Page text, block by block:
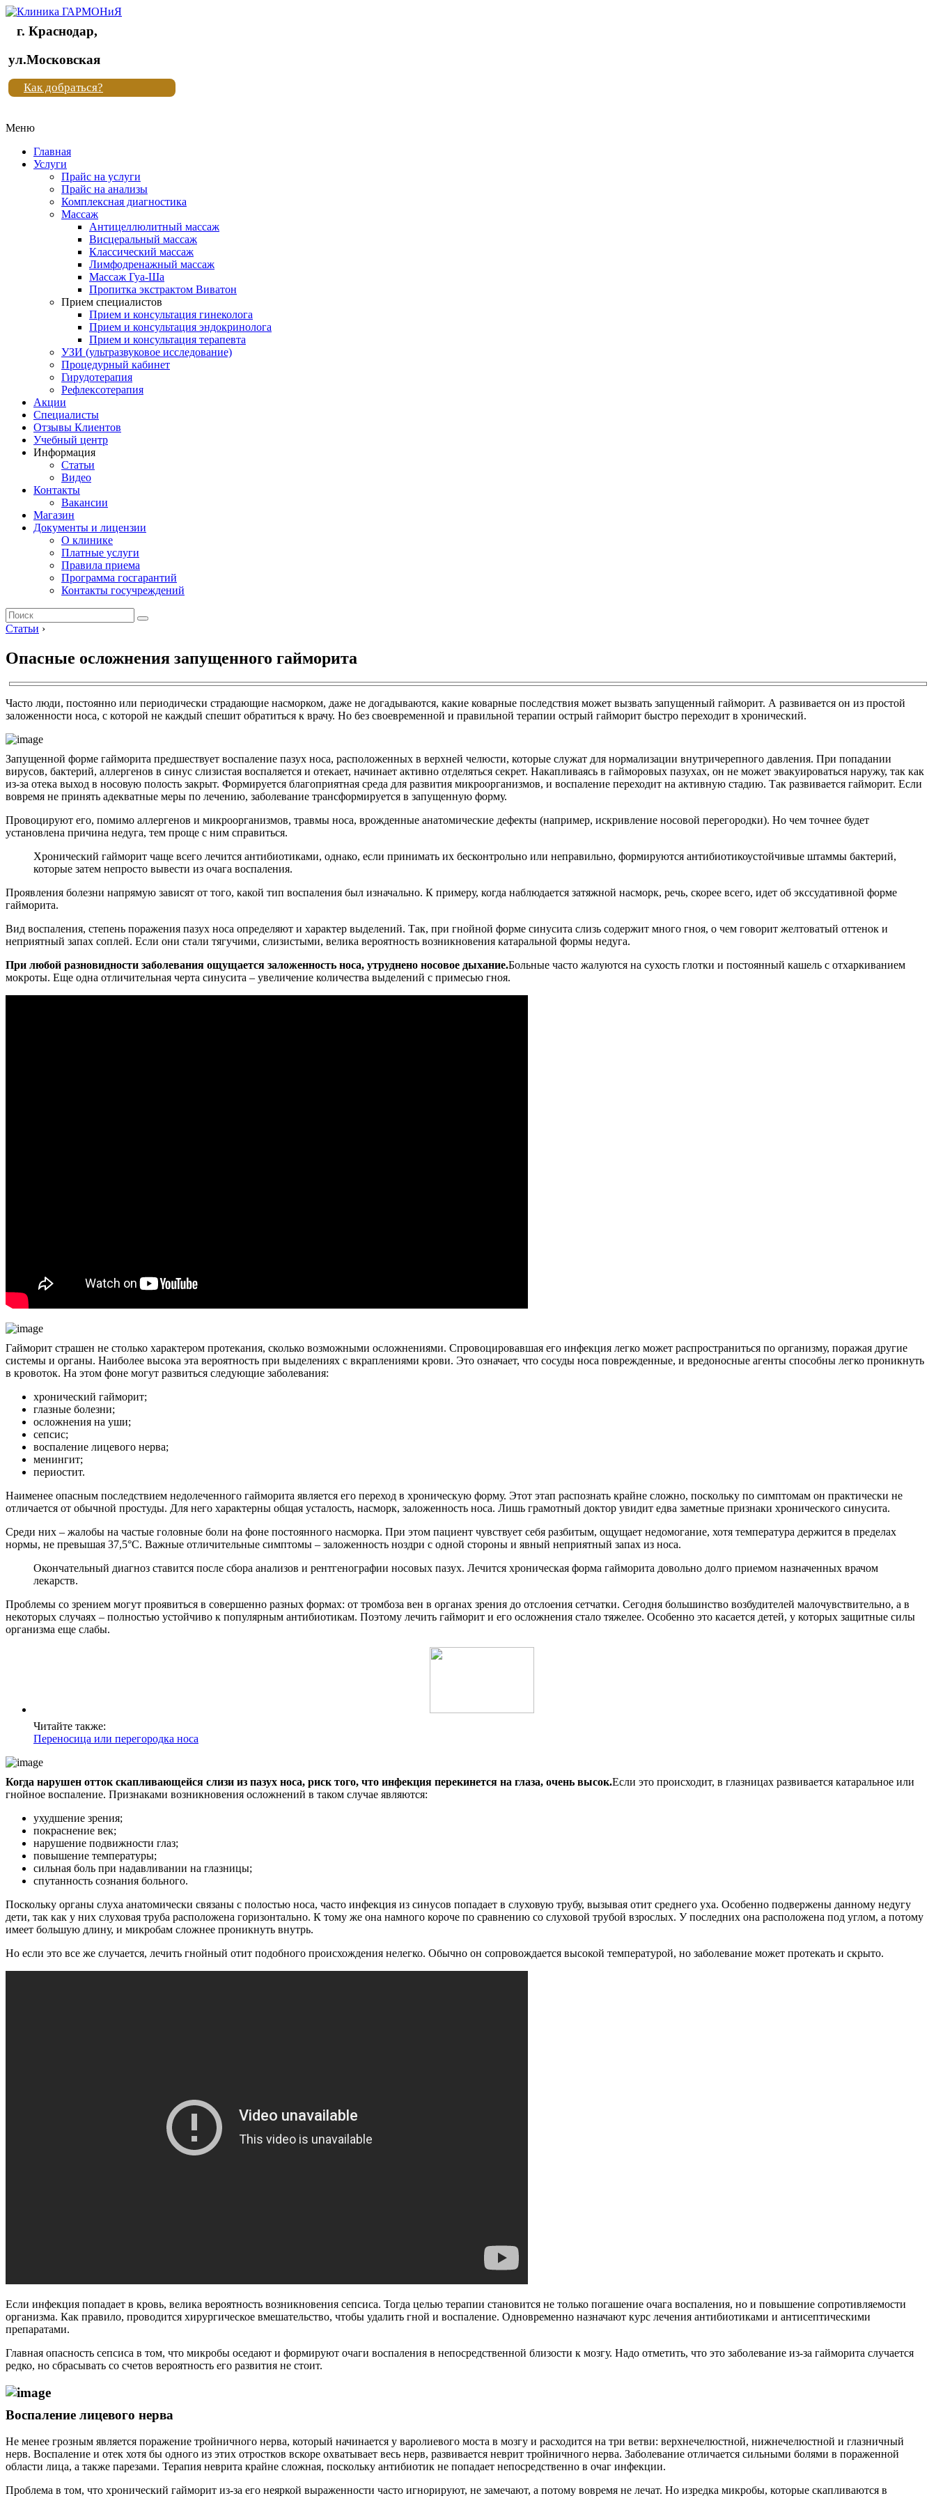
Клиника
"Новая
жизнь"
Клиника
жизнь"
г. Краснодар,
ул.Московская
Как добраться?
Меню
Главная
Услуги
Прайс на услуги
Прайс на анализы
Комплексная диагностика
Массаж
Антицеллюлитный массаж
Висцеральный массаж
Классический массаж
Лимфодренажный массаж
Массаж Гуа-Ша
Пропитка экстрактом Виватон
Прием специалистов
Прием и консультация гинеколога
Прием и консультация эндокринолога
Прием и консультация терапевта
УЗИ (ультразвуковое исследование)
Процедурный кабинет
Гирудотерапия
Рефлексотерапия
Акции
Специалисты
Отзывы Клиентов
Учебный центр
Информация
Статьи
Видео
Контакты
Вакансии
Магазин
Документы и лицензии
О клинике
Платные услуги
Правила приема
Программа госгарантий
Контакты госучреждений
Статьи ›
Опасные осложнения запущенного гайморита
Часто люди, постоянно или периодически страдающие насморком, даже не догадываются, какие коварные последствия может вызвать запущенный гайморит. А развивается он из простой
заложенности носа, с которой не каждый спешит обратиться к врачу. Но без своевременной и правильной терапии острый гайморит быстро переходит в хронический.
Запущенной форме гайморита предшествует воспаление пазух носа, расположенных в верхней челюсти, которые служат для нормализации внутричерепного давления. При попадании
вирусов, бактерий, аллергенов в синус слизистая воспаляется и отекает, начинает активно отделяться секрет. Накапливаясь в гайморовых пазухах, он не может эвакуироваться наружу, так как
из-за отека выход в носовую полость закрыт. Формируется благоприятная среда для развития микроорганизмов, и воспаление переходит на активную стадию. Так развивается гайморит. Если
вовремя не принять адекватные меры по лечению, заболевание трансформируется в запущенную форму.
Провоцируют его, помимо аллергенов и микроорганизмов, травмы носа, врожденные анатомические дефекты (например, искривление носовой перегородки). Но чем точнее будет
установлена причина недуга, тем проще с ним справиться.
Хронический гайморит чаще всего лечится антибиотиками, однако, если принимать их бесконтрольно или неправильно, формируются антибиотикоустойчивые штаммы бактерий,
которые затем непросто вывести из очага воспаления.
Проявления болезни напрямую зависят от того, какой тип воспаления был изначально. К примеру, когда наблюдается затяжной насморк, речь, скорее всего, идет об экссудативной форме
гайморита.
Вид воспаления, степень поражения пазух носа определяют и характер выделений. Так, при гнойной форме синусита слизь содержит много гноя, о чем говорит желтоватый оттенок и
неприятный запах соплей. Если они стали тягучими, слизистыми, велика вероятность возникновения катаральной формы недуга.
При любой разновидности заболевания ощущается заложенность носа, утруднено носовое дыхание.Больные часто жалуются на сухость глотки и постоянный кашель с отхаркиванием
мокроты. Еще одна отличительная черта синусита – увеличение количества выделений с примесью гноя.
Гайморит страшен не столько характером протекания, сколько возможными осложнениями. Спровоцировавшая его инфекция легко может распространиться по организму, поражая другие
системы и органы. Наиболее высока эта вероятность при выделениях с вкраплениями крови. Это означает, что сосуды носа поврежденные, и вредоносные агенты способны легко проникнуть
в кровоток. На этом фоне могут развиться следующие заболевания:
хронический гайморит;
глазные болезни;
осложнения на уши;
сепсис;
воспаление лицевого нерва;
менингит;
периостит.
Наименее опасным последствием недолеченного гайморита является его переход в хроническую форму. Этот этап распознать крайне сложно, поскольку по симптомам он практически не
отличается от обычной простуды. Для него характерны общая усталость, насморк, заложенность носа. Лишь грамотный доктор увидит едва заметные признаки хронического синусита.
Среди них – жалобы на частые головные боли на фоне постоянного насморка. При этом пациент чувствует себя разбитым, ощущает недомогание, хотя температура держится в пределах
нормы, не превышая 37,5°С. Важные отличительные симптомы – заложенность ноздри с одной стороны и явный неприятный запах из носа.
Окончательный диагноз ставится после сбора анализов и рентгенографии носовых пазух. Лечится хроническая форма гайморита довольно долго приемом назначенных врачом
лекарств.
Проблемы со зрением могут проявиться в совершенно разных формах: от тромбоза вен в органах зрения до отслоения сетчатки. Сегодня большинство возбудителей малочувствительно, а в
некоторых случаях – полностью устойчиво к популярным антибиотикам. Поэтому лечить гайморит и его осложнения стало тяжелее. Особенно это касается детей, у которых защитные силы
организма еще слабы.
Читайте также:
Переносица или перегородка носа
Когда нарушен отток скапливающейся слизи из пазух носа, риск того, что инфекция перекинется на глаза, очень высок.Если это происходит, в глазницах развивается катаральное или
гнойное воспаление. Признаками возникновения осложнений в таком случае являются:
ухудшение зрения;
покраснение век;
нарушение подвижности глаз;
повышение температуры;
сильная боль при надавливании на глазницы;
спутанность сознания больного.
Поскольку органы слуха анатомически связаны с полостью носа, часто инфекция из синусов попадает в слуховую трубу, вызывая отит среднего уха. Особенно подвержены данному недугу
дети, так как у них слуховая труба расположена горизонтально. К тому же она намного короче по сравнению со слуховой трубой взрослых. У последних она расположена под углом, а потому
имеет большую длину, и микробам сложнее проникнуть внутрь.
Но если это все же случается, лечить гнойный отит подобного происхождения нелегко. Обычно он сопровождается высокой температурой, но заболевание может протекать и скрыто.
Если инфекция попадает в кровь, велика вероятность возникновения сепсиса. Тогда целью терапии становится не только погашение очага воспаления, но и повышение сопротивляемости
организма. Как правило, проводится хирургическое вмешательство, чтобы удалить гной и воспаление. Одновременно назначают курс лечения антибиотиками и антисептическими
препаратами.
Главная опасность сепсиса в том, что микробы оседают и формируют очаги воспаления в непосредственной близости к мозгу. Надо отметить, что это заболевание из-за гайморита случается
редко, но сбрасывать со счетов вероятность его развития не стоит.
Воспаление лицевого нерва
Не менее грозным является поражение тройничного нерва, который начинается у варолиевого моста в мозгу и расходится на три ветви: верхнечелюстной, нижнечелюстной и глазничный
нерв. Воспаление и отек хотя бы одного из этих отростков вскоре охватывает весь нерв, развивается неврит тройничного нерва. Заболевание отличается сильными болями в пораженной
области лица, а также парезами. Терапия неврита крайне сложная, поскольку антибиотик не попадает непосредственно в очаг инфекции.
Проблема в том, что хронический гайморит из-за его неяркой выраженности часто игнорируют, не замечают, а потому вовремя не лечат. Но изредка микробы, которые скапливаются в